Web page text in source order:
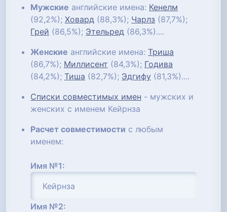
Мужские английские имена: Кенелм
(92,2%); Ховард (88,3%); Чарлз (87,7%);
Грей (86,5%); Этельред (86,3%)....
Женские английские имена: Триша
(86,7%); Миллисент (84,3%); Годива
(84,2%); Тиша (82,7%); Эдгифу (81,3%)....
Списки совместимых имен - мужских и
женских с именем Кейрнза
Расчет совместимости с любым
именем:
Имя №1:
Имя №2: